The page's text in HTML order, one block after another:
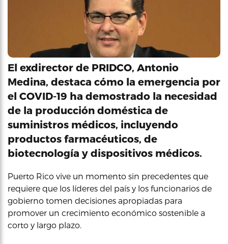
El exdirector de PRIDCO, Antonio
Medina, destaca cómo la emergencia por
el COVID-19 ha demostrado la necesidad
de la producción doméstica de
suministros médicos, incluyendo
productos farmacéuticos, de
biotecnología y dispositivos médicos.
Puerto Rico vive un momento sin precedentes que
requiere que los líderes del país y los funcionarios de
gobierno tomen decisiones apropiadas para
promover un crecimiento económico sostenible a
corto y largo plazo.